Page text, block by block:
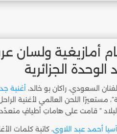
أمازيغية ولسان
الوحدة الجزائرية
السعودي، راكان بو خالد،أغنية
مستعيرًا اللحن العالمي لأغنية
آسيا أحمد عبد اللاوي، كاتبة كلمات